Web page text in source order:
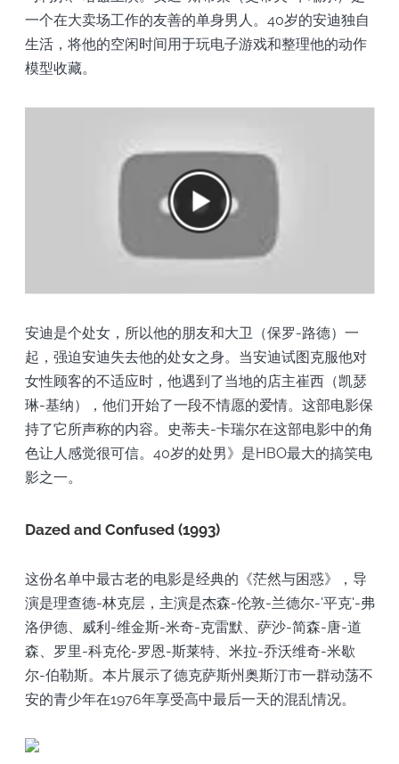
一个在大卖场工作的友善的单身男人。40岁的安迪独自
生活，将他的空闲时间用于玩电子游戏和整理他的动作
模型收藏。
安迪是个处女，所以他的朋友和大卫（保罗-路德）一
起，强迫安迪失去他的处女之身。当安迪试图克服他对
女性顾客的不适应时，他遇到了当地的店主崔西（凯瑟
琳-基纳），他们开始了一段不情愿的爱情。这部电影保
持了它所声称的内容。史蒂夫-卡瑞尔在这部电影中的角
色让人感觉很可信。40岁的处男》是HBO最大的搞笑电
影之一。
Dazed and Confused (1993)
这份名单中最古老的电影是经典的《茫然与困惑》，导
演是理查德-林克层，主演是杰森-伦敦-兰德尔-'平克'-弗
洛伊德、威利-维金斯-米奇-克雷默、萨沙-简森-唐-道
森、罗里-科克伦-罗恩-斯莱特、米拉-乔沃维奇-米歇
尔-伯勒斯。本片展示了德克萨斯州奥斯汀市一群动荡不
安的青少年在1976年享受高中最后一天的混乱情况。